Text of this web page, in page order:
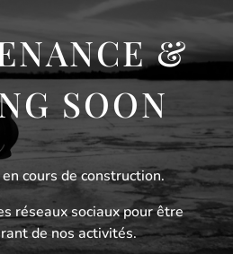
&
SOON
cours de construction.
réseaux sociaux pour être
de nos activités.